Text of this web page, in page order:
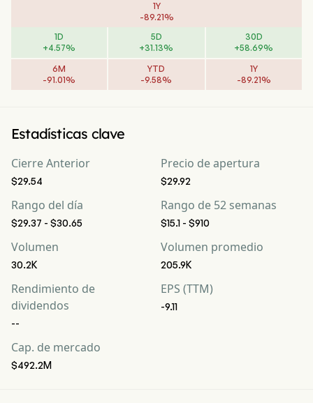
1Y
-89.21%
1D
+4.57%
5D
+31.13%
30D
+58.69%
6M
-91.01%
YTD
-9.58%
1Y
-89.21%
Estadísticas clave
Cierre Anterior
$29.54
Precio de apertura
$29.92
Rango del día
$29.37 - $30.65
Rango de 52 semanas
$15.1 - $910
Volumen
30.2K
Volumen promedio
205.9K
Rendimiento de
dividendos
--
EPS (TTM)
-9.11
Cap. de mercado
$492.2M